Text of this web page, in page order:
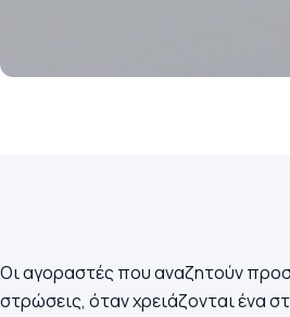
Οι αγοραστές που αναζητούν
στρώσεις, όταν χρειάζονται ένα